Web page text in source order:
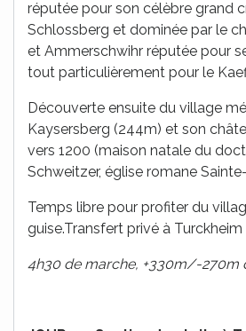
réputée pour son célèbre grand
Schlossberg et dominée par le
et Ammerschwihr réputée pour
tout particulièrement pour le
Découverte ensuite du village
Kaysersberg (244m) et son
vers 1200 (maison natale du
Schweitzer, église romane
Temps libre pour profiter du
guise.Transfert privé à
4h30 de marche, +330m/-270m